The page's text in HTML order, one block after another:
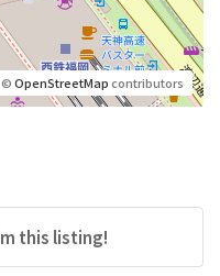
©OpenStreetMapcontributors
this listing!